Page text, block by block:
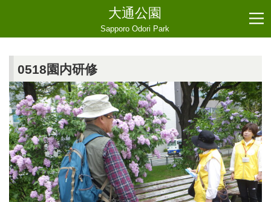
大通公園
Sapporo Odori Park
0518園内研修